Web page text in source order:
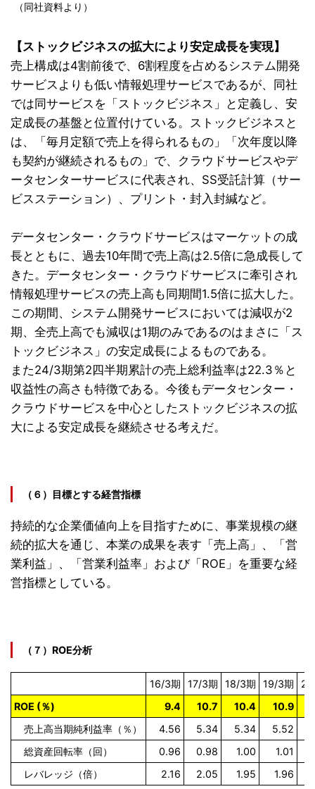
（同社資料より）
【ストックビジネスの拡大により安定成長を実現】
売上構成は4割前後で、6割程度を占めるシステム開発
サービスよりも低い情報処理サービスであるが、同社
では同サービスを「ストックビジネス」と定義し、安
定成長の基盤と位置付けている。ストックビジネスと
は、「毎月定額で売上を得られるもの」「次年度以降
も契約が継続されるもの」で、クラウドサービスやデ
ータセンターサービスに代表され、SS受託計算（サー
ビスステーション）、プリント・封入封緘など。
データセンター・クラウドサービスはマーケットの成
長とともに、過去10年間で売上高は2.5倍に急成長して
きた。データセンター・クラウドサービスに牽引され
情報処理サービスの売上高も同期間1.5倍に拡大した。
この期間、システム開発サービスにおいては減収が2
期、全売上高でも減収は1期のみであるのはまさに「ス
トックビジネス」の安定成長によるものである。
また24/3期第2四半期累計の売上総利益率は22.3％と
収益性の高さも特徴である。今後もデータセンター・
クラウドサービスを中心としたストックビジネスの拡
大による安定成長を継続させる考えだ。
（６）目標とする経営指標
持続的な企業価値向上を目指すために、事業規模の継
続的拡大を通じ、本業の成果を表す「売上高」、「営
業利益」、「営業利益率」および「ROE」を重要な経
営指標としている。
（７）ROE分析
16/3期 17/3期 18/3期 19/3期
ROE (％)
9.4 10.7 10.4 10.9
売上高当期純利益率（％）
4.56 5.34 5.34 5.52
総資産回転率（回）
0.96 0.98 1.00 1.01
レバレッジ（倍）
2.16 2.05 1.95 1.96